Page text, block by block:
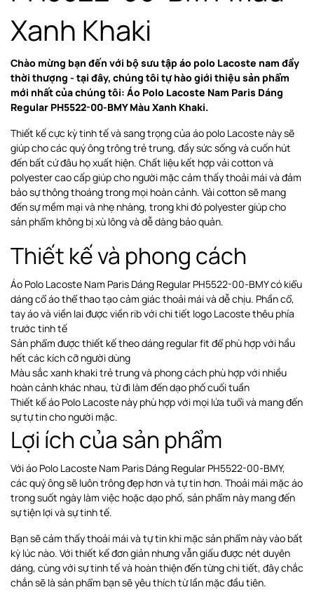
Xanh Khaki
Chào mừng bạn đến với bộ sưu tập áo polo Lacoste nam đầy
thời thượng - tại đây, chúng tôi tự hào giới thiệu sản phẩm
mới nhất của chúng tôi: Áo Polo Lacoste Nam Paris Dáng
Regular PH5522-00-BMY Màu Xanh Khaki.
Thiết kế cực kỳ tinh tế và sang trọng của áo polo Lacoste này sẽ
giúp cho các quý ông trông trẻ trung, đầy sức sống và cuốn hút
đến bất cứ đâu họ xuất hiện. Chất liệu kết hợp vải cotton và
polyester cao cấp giúp cho người mặc cảm thấy thoải mái và đảm
bảo sự thông thoáng trong mọi hoàn cảnh. Vải cotton sẽ mang
đến sự mềm mại và nhẹ nhàng, trong khi đó polyester giúp cho
sản phẩm không bị xù lông và dễ dàng bảo quản.
Thiết kế và phong cách
Áo Polo Lacoste Nam Paris Dáng Regular PH5522-00-BMY có kiểu
dáng cổ áo thể thao tạo cảm giác thoải mái và dễ chịu. Phần cổ,
tay áo và viền lai được viền rib với chi tiết logo Lacoste thêu phía
trước tinh tế
Sản phẩm được thiết kế theo dáng regular fit để phù hợp với hầu
hết các kích cỡ người dùng
Màu sắc xanh khaki trẻ trung và phong cách phù hợp với nhiều
hoàn cảnh khác nhau, từ đi làm đến dạo phố cuối tuần
Thiết kế áo Polo Lacoste này phù hợp với mọi lứa tuổi và mang đến
sự tự tin cho người mặc.
Lợi ích của sản phẩm
Với áo Polo Lacoste Nam Paris Dáng Regular PH5522-00-BMY,
các quý ông sẽ luôn trông đẹp hơn và tự tin hơn. Thoải mái mặc áo
trong suốt ngày làm việc hoặc dạo phố, sản phẩm này mang đến
sự tiện lợi và sự tinh tế.
Bạn sẽ cảm thấy thoải mái và tự tin khi mặc sản phẩm này vào bất
kỳ lúc nào. Với thiết kế đơn giản nhưng vẫn giấu được nét duyên
dáng, cùng với sự tinh tế và hoàn thiện đến từng chi tiết, đây chắc
chắn sẽ là sản phẩm bạn sẽ yêu thích từ lần mặc đầu tiên.